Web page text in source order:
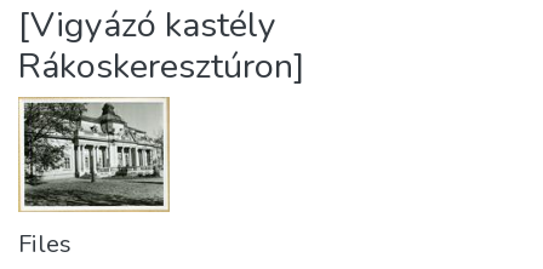
Statistics
About us
[Vigyázó kastély
Rákoskeresztúron]
Files